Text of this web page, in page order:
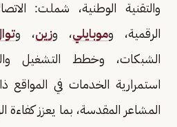
والتقنية الوطنية، شملت:
الرقمية، وموبايلي، وزين، و
الشبكات، وخطط التشغيل
استمرارية الخدمات في المواقع
المشاعر المقدسة، بما يعزز كفاءة